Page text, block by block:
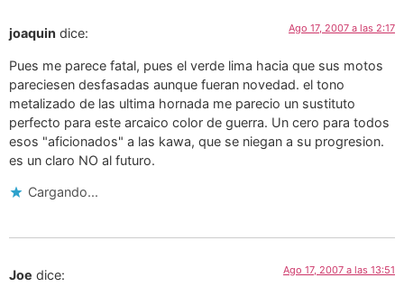
joaquin dice: Ago 17, 2007 a las 2:17
Pues me parece fatal, pues el verde lima hacia que sus motos
pareciesen desfasadas aunque fueran novedad. el tono
metalizado de las ultima hornada me parecio un sustituto
perfecto para este arcaico color de guerra. Un cero para todos
esos "aficionados" a las kawa, que se niegan a su progresion.
es un claro NO al futuro.
Cargando...
Joe dice: Ago 17, 2007 a las 13:51